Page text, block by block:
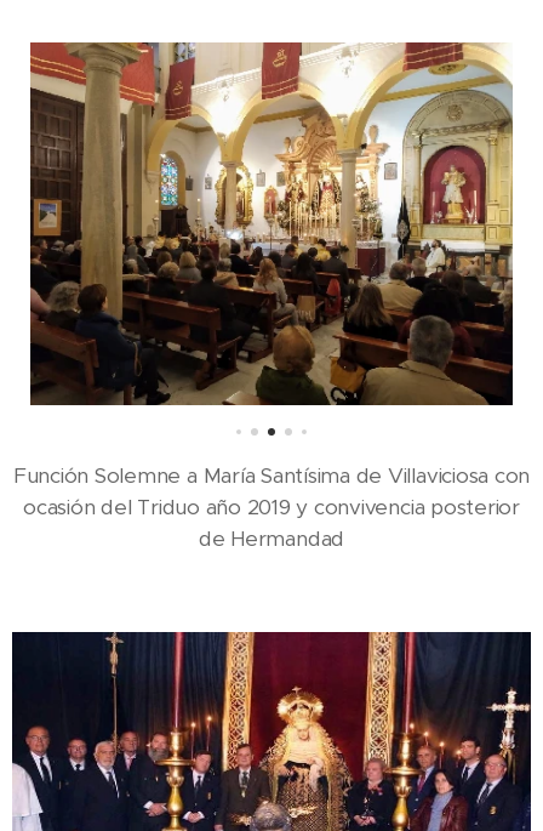
Función Solemne a María Santísima de Villaviciosa con
ocasión del Triduo año 2019 y convivencia posterior
de Hermandad